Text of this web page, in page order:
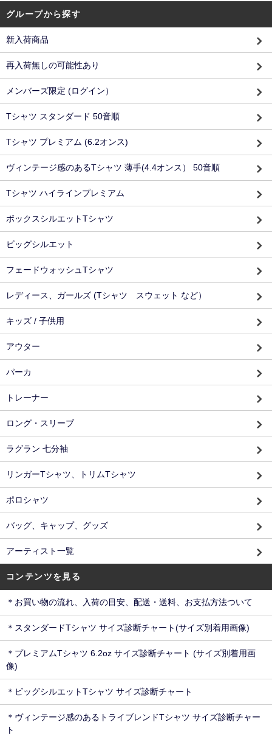
グループから探す
新入荷商品
再入荷無しの可能性あり
メンバーズ限定 (ログイン）
Tシャツ スタンダード 50音順
Tシャツ プレミアム (6.2オンス)
ヴィンテージ感のあるTシャツ 薄手(4.4オンス） 50音順
Tシャツ ハイラインプレミアム
ボックスシルエットTシャツ
ビッグシルエット
フェードウォッシュTシャツ
レディース、ガールズ (Tシャツ スウェット など）
キッズ / 子供用
アウター
パーカ
トレーナー
ロング・スリーブ
ラグラン 七分袖
リンガーTシャツ、トリムTシャツ
ポロシャツ
バッグ、キャップ、グッズ
アーティスト一覧
コンテンツを見る
＊お買い物の流れ、入荷の目安、配送・送料、お支払方法ついて
＊スタンダードTシャツ サイズ診断チャート(サイズ別着用画像)
＊プレミアムTシャツ 6.2oz サイズ診断チャート (サイズ別着用画
像)
＊ビッグシルエットTシャツ サイズ診断チャート
＊ヴィンテージ感のあるトライブレンドTシャツ サイズ診断チャー
ト